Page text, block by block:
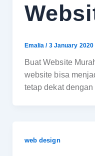
Emalia/ 3 January 2020
Buat Website
website bisa
tetap dekat
web design